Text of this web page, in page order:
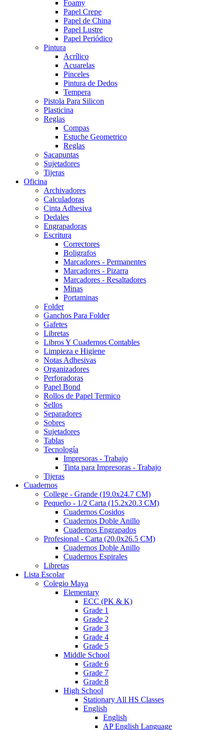
Foamy
Papel Crepe
Papel de China
Papel Lustre
Papel Periódico
Pintura
Acrílico
Acuarelas
Pinceles
Pintura de Dedos
Tempera
Pistola Para Silicon
Plasticina
Reglas
Compas
Estuche Geometrico
Reglas
Sacapuntas
Sujetadores
Tijeras
Oficina
Archivadores
Calculadoras
Cinta Adhesiva
Dedales
Engrapadoras
Escritura
Correctores
Boligrafos
Marcadores - Permanentes
Marcadores - Pizarra
Marcadores - Resaltadores
Minas
Portaminas
Folder
Ganchos Para Folder
Gafetes
Libretas
Libros Y Cuadernos Contables
Limpieza e Higiene
Notas Adhesivas
Organizadores
Perforadoras
Papel Bond
Rollos de Papel Termico
Sellos
Separadores
Sobres
Sujetadores
Tablas
Tecnología
Impresoras - Trabajo
Tinta para Impresoras - Trabajo
Tijeras
Cuadernos
College - Grande (19.0x24.7 CM)
Pequeño - 1/2 Carta (15.2x20.3 CM)
Cuadernos Cosidos
Cuadernos Doble Anillo
Cuadernos Engrapados
Profesional - Carta (20.0x26.5 CM)
Cuadernos Doble Anillo
Cuadernos Espirales
Libretas
Lista Escolar
Colegio Maya
Elementary
ECC (PK & K)
Grade 1
Grade 2
Grade 3
Grade 4
Grade 5
Middle School
Grade 6
Grade 7
Grade 8
High School
Stationary All HS Classes
English
English
AP English Language